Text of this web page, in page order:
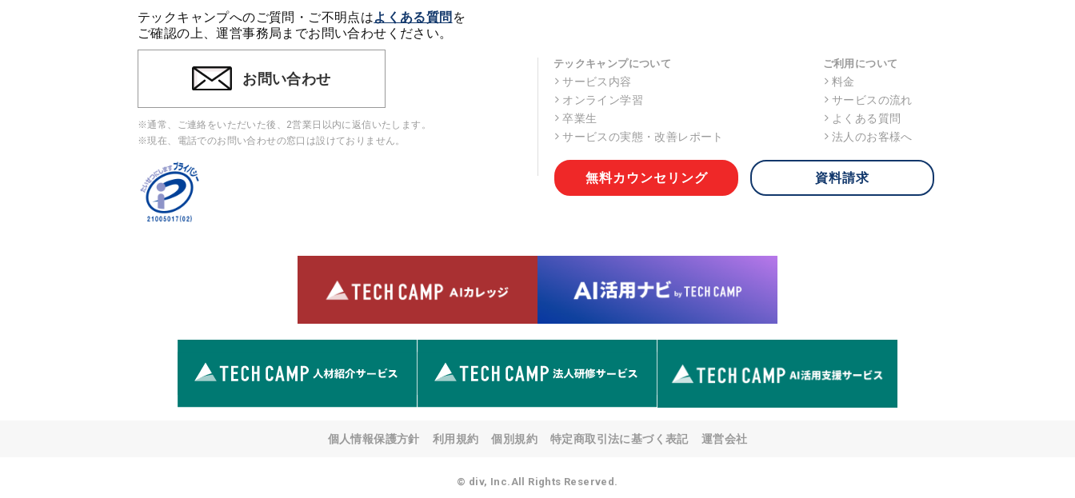
5. 個人情報取扱いの委託
当社は事業運営上、前項利用目的の範囲に限って個人情報を外部に委
託することがあります。この場合、個人情報保護水準の高い委託先を
選定し、個人情報の適正管理・機密保持についての契約を交わし、適
6. 個人情報の開示等の請求 ご本人様は、当社に対してご自身の個人
情報の開示等(利用目的の通知、開示、内容の訂正・追加・削除、利
す。ただし、申請が本人確認が不可能な場合や、個人情報保護法の定
す。 なお、アクセスログなどの個人情報以外の情報については、原則
【お問合せ窓口】
株式会社div 個人情報問合せ窓口
〒107-0052 東京都港区赤坂8-4-14 青山タワープレイス6階
メールアドレス:privacy_policy@di-v.co.jp
ご本人様が当社に個人情報を提供されるかどうかは任意によるもので
テックキャンプへのご質問・ご不明点はよくある質問 を
ご確認の上、運営事務局までお問い合わせください。
お問い合わせ
※通常、ご連絡をいただいた後、2営業日以内に返信いたします。
※現在、電話でのお問い合わせの窓口は設けておりません。
テックキャンプについて
サービス内容
オンライン学習
卒業生
サービスの実態・改善レポート
ご利用について
料金
サービスの流れ
よくある質問
法人のお客様へ
無料カウンセリング 資料請求
個人情報保護方針 利用規約 個別規約 特定商取引法に基づく表記 運営会社
© div, Inc.All Rights Reserved.